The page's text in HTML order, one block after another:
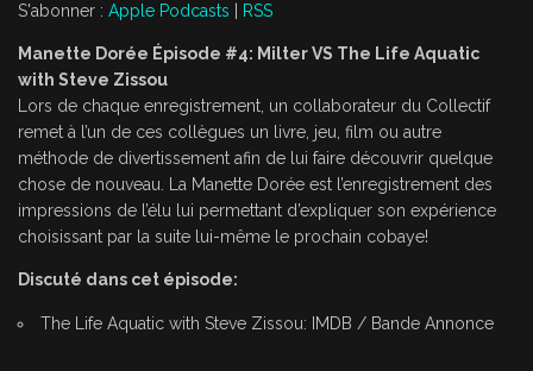
e
u
r
a
u
d
i
o
S'abonner : Apple Podcasts RSS
Manette Dorée Épisode #4: Milter VS The Life Aquatic
with Steve Zissou
Lors de chaque enregistrement, un collaborateur du Collectif
remet à l’un de ces collègues un livre, jeu, film ou autre
méthode de divertissement afin de lui faire découvrir quelque
chose de nouveau. La Manette Dorée est l’enregistrement des
impressions de l’élu lui permettant d’expliquer son expérience
choisissant par la suite lui-même le prochain cobaye!
Discuté dans cet épisode:
The Life Aquatic with Steve Zissou: IMDB / Bande Annonce